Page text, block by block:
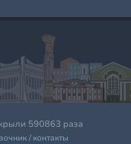
590863 раза
/контакты